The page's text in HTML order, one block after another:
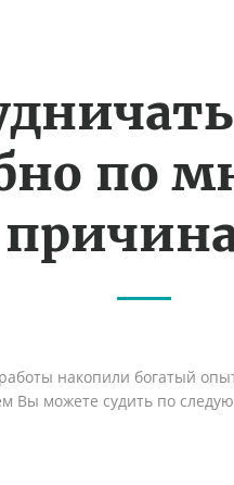
по
накопили богатый
Вы можете судить по